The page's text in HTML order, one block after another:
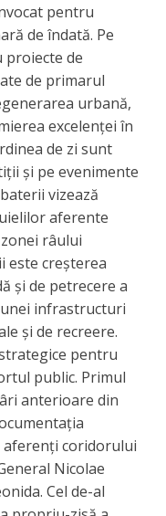
pentru
de îndată. Pe
proiecte de
de primarul
urbană,
excelenței în
de zi sunt
și pe evenimente
vizează
aferente
râului
este creșterea
și de petrecere a
infrastructuri
și de recreere.
pentru
public. Primul
anterioare din
aferenți coridorului
Nicolae
Cel de-al